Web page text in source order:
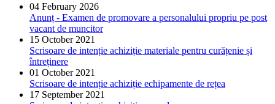
04 February 2026
Anunț - Examen de promovare a personalului propriu pe post
vacant de muncitor
15 October 2021
Scrisoare de intenție achiziție materiale pentru curățenie și
întreținere
01 October 2021
Scrisoare de intenție achiziție echipamente de rețea
17 September 2021